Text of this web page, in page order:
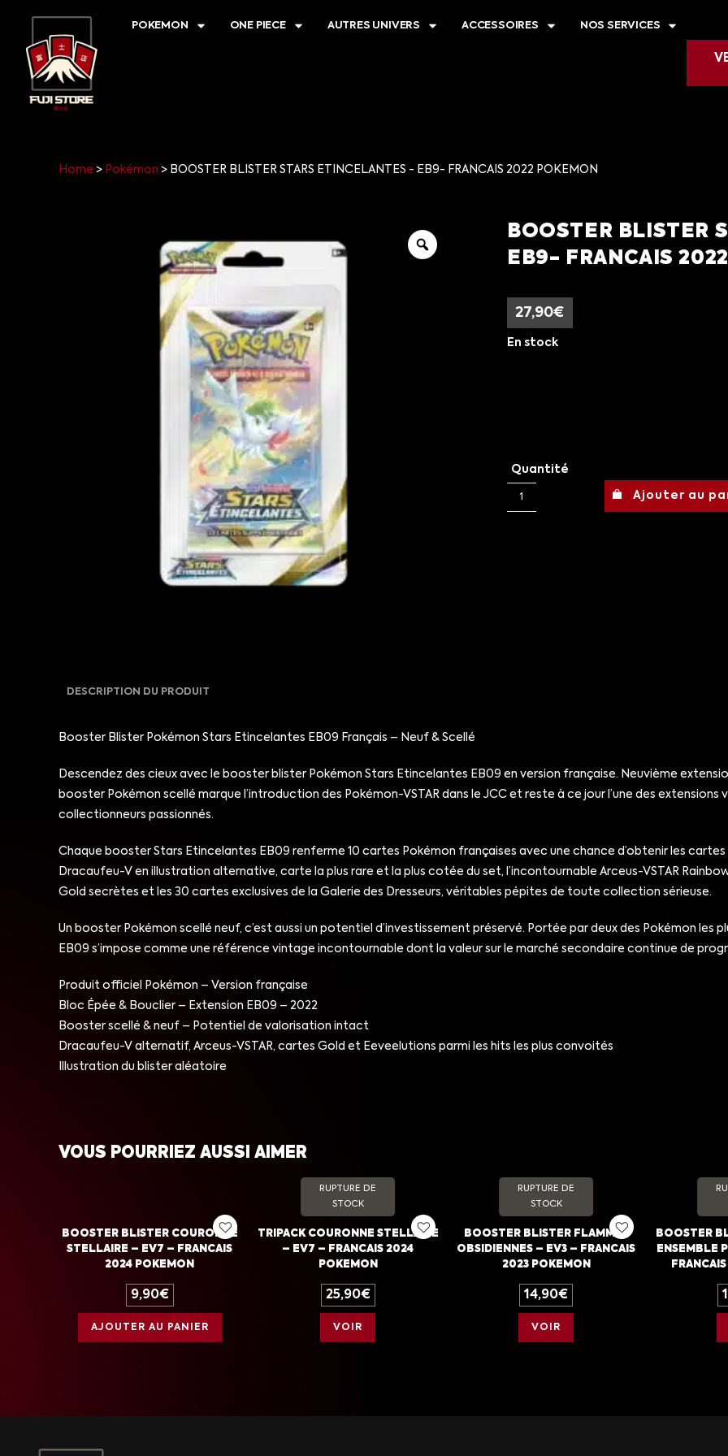
POKEMON ONE PIECE AUTRES UNIVERS ACCESSOIRES NOS SERVICES
Home > Pokémon > BOOSTER BLISTER STARS ETINCELANTES - EB9- FRANCAIS 2022 POKEMON
BOOSTER BLISTER
EB9- FRANCAIS
27,90€
En stock
Quantité
Ajouter au
DESCRIPTION DU PRODUIT
Booster Blister Pokémon Stars Etincelantes EB09 Français – Neuf & Scellé
Descendez des cieux avec le booster blister Pokémon Stars Etincelantes EB09 en version française. Neuvième
booster Pokémon scellé marque l’introduction des Pokémon-VSTAR dans le JCC et reste à ce jour l’une des extensions
collectionneurs passionnés.
Chaque booster Stars Etincelantes EB09 renferme 10 cartes Pokémon françaises avec une chance d’obtenir les cartes
Dracaufeu-V en illustration alternative, carte la plus rare et la plus cotée du set, l’incontournable Arceus-VSTAR
Gold secrètes et les 30 cartes exclusives de la Galerie des Dresseurs, véritables pépites de toute collection sérieuse.
Un booster Pokémon scellé neuf, c’est aussi un potentiel d’investissement préservé. Portée par deux des Pokémon les
EB09 s’impose comme une référence vintage incontournable dont la valeur sur le marché secondaire continue de
Produit officiel Pokémon – Version française
Bloc Épée & Bouclier – Extension EB09 – 2022
Booster scellé & neuf – Potentiel de valorisation intact
Dracaufeu-V alternatif, Arceus-VSTAR, cartes Gold et Eeveelutions parmi les hits les plus convoités
Illustration du blister aléatoire
VOUS POURRIEZ AUSSI AIMER
BOOSTER BLISTER COURONNE
STELLAIRE – EV7 – FRANCAIS
2024 POKEMON
9,90€
AJOUTER AU PANIER
RUPTURE DE
STOCK
TRIPACK COURONNE STELLAIRE
– EV7 – FRANCAIS 2024
POKEMON
25,90€
VOIR
RUPTURE DE
STOCK
BOOSTER BLISTER FLAMMES
OBSIDIENNES – EV3 – FRANCAIS
2023 POKEMON
14,90€
VOIR
BOOSTER
ENSEMBLE